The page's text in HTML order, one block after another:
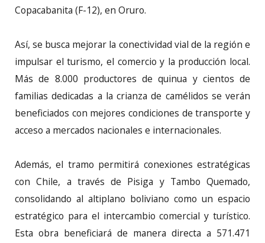
Copacabanita (F-12), en Oruro.
Así, se busca mejorar la conectividad vial de la región e
impulsar el turismo, el comercio y la producción local.
Más de 8.000 productores de quinua y cientos de
familias dedicadas a la crianza de camélidos se verán
beneficiados con mejores condiciones de transporte y
acceso a mercados nacionales e internacionales.
Además, el tramo permitirá conexiones estratégicas
con Chile, a través de Pisiga y Tambo Quemado,
consolidando al altiplano boliviano como un espacio
estratégico para el intercambio comercial y turístico.
Esta obra beneficiará de manera directa a 571.471